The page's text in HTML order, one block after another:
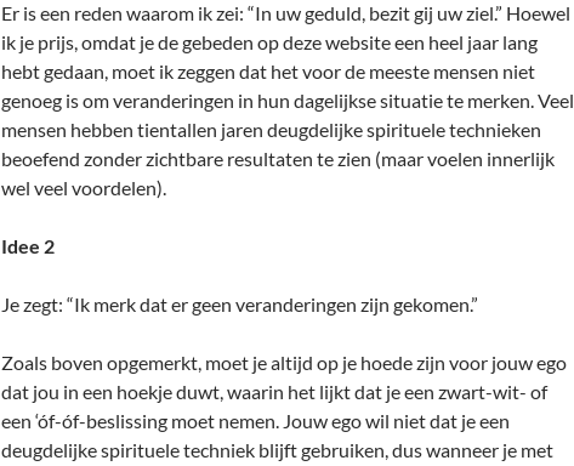
Er is een reden waarom ik zei: “In uw geduld, bezit gij uw ziel.” Hoewel
ik je prijs, omdat je de gebeden op deze website een heel jaar lang
hebt gedaan, moet ik zeggen dat het voor de meeste mensen niet
genoeg is om veranderingen in hun dagelijkse situatie te merken. Veel
mensen hebben tientallen jaren deugdelijke spirituele technieken
beoefend zonder zichtbare resultaten te zien (maar voelen innerlijk
wel veel voordelen).
Idee 2
Je zegt: “Ik merk dat er geen veranderingen zijn gekomen.”
Zoals boven opgemerkt, moet je altijd op je hoede zijn voor jouw ego
dat jou in een hoekje duwt, waarin het lijkt dat je een zwart-wit- of
een ‘óf-óf-beslissing moet nemen. Jouw ego wil niet dat je een
deugdelijke spirituele techniek blijft gebruiken, dus wanneer je met